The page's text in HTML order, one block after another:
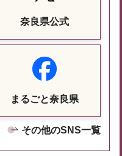
奈良県公式
まるごと奈良県
その他のSNS一覧